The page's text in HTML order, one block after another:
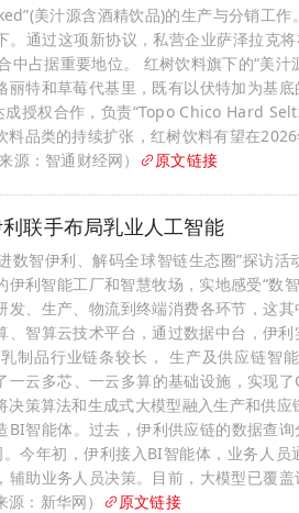
美汁源含酒精饮品)的生产与分销工作
。通过这项新协议，私营企业萨泽拉
中占据重要地位。 红树饮料旗下的“美
丽特和草莓代基里，既有以伏特加为基
成授权合作，负责“Topo Chico Hard
料品类的持续扩张，红树饮料有望在
源：智通财经网）
原文链接
联手布局乳业人工智能
数智伊利、解码全球智链生态圈”探访
伊利智能工厂和智慧牧场，实地感受“数
发、生产、物流到终端消费各环节，这
、智算云技术平台，通过数据中台，伊
制品行业链条较长， 生产及供应链智
一云多芯、一云多算的基础设施，实现
决策算法和生成式大模型融入生产和供
BI智能体。过去，伊利供应链的数据查
今年初，伊利接入BI智能体，业务人
辅助业务人员决策。目前，大模型已覆
：新华网）
原文链接